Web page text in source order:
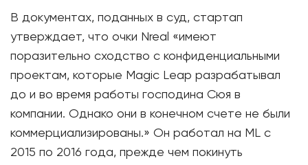
В документах, поданных в суд, стартап
утверждает, что очки Nreal «имеют
поразительно сходство с конфиденциальными
проектам, которые Magic Leap разрабатывал
до и во время работы господина Сюя в
компании. Однако они в конечном счете не были
коммерциализированы.» Он работал на ML с
2015 по 2016 года, прежде чем покинуть